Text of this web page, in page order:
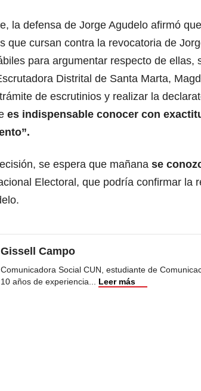
la defensa de Jorge Agudelo afirmó
que cursan contra la revocatoria de
para argumentar respecto de ellas,
Distrital de Santa Marta,
de escrutinios y realizar la
es indispensable conocer con
se espera que mañana se
Electoral, que podría confirmar la
Gissell Campo
Comunicadora Social CUN, estudiante de
10 años de experiencia... Leer más